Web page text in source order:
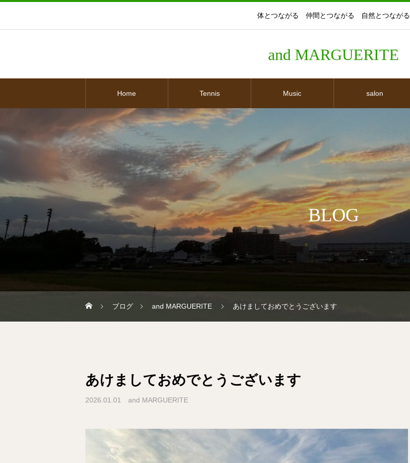
体とつながる 仲間とつながる 自然とつながる
and MARGUERITE
Home Tennis Music salon
BLOG
ブログ and MARGUERITE あけましておめでとうございます
あけましておめでとうございます
2026.01.01 and MARGUERITE